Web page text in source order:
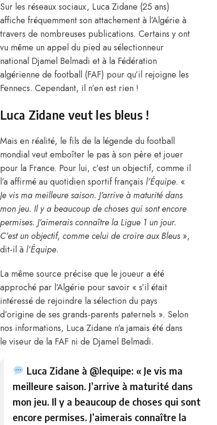
Sur les réseaux sociaux, Luca Zidane (25 ans)
affiche fréquemment son attachement à l’Algérie à
travers de nombreuses publications. Certains y ont
vu même un appel du pied au sélectionneur
national Djamel Belmadi et à la Fédération
algérienne de football (FAF) pour qu’il rejoigne les
Fennecs. Cependant, il n’en est rien !
Luca Zidane veut les bleus !
Mais en réalité, le fils de la légende du football
mondial veut emboîter le pas à son père et jouer
pour la France. Pour lui, c’est un objectif, comme il
l’a affirmé au quotidien sportif français l’Équipe. «
Je vis ma meilleure saison. J’arrive à maturité dans
mon jeu. Il y a beaucoup de choses qui sont encore
permises. J’aimerais connaître la Ligue 1 un jour.
C’est un objectif, comme celui de croire aux Bleus »,
dit-il à l’Équipe.
La même source précise que le joueur a été
approché par l’Algérie pour savoir « s’il était
intéressé de rejoindre la sélection du pays
d’origine de ses grands-parents paternels ». Selon
nos informations, Luca Zidane n’a jamais été dans
le viseur de la FAF ni de Djamel Belmadi.
Luca Zidane à @lequipe: « Je vis ma
meilleure saison. J’arrive à maturité dans
mon jeu. Il y a beaucoup de choses qui sont
encore permises. J’aimerais connaître la